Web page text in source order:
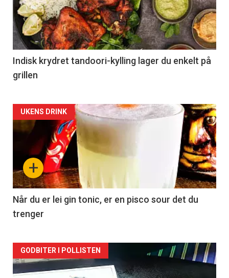
Indisk krydret tandoori-kylling lager du enkelt på
grillen
Forsiden
akkurat
nå
-
2
+
UKENS DRINK
Når du er lei gin tonic, er en pisco sour det du
trenger
Forsiden
GODBITER I POLLISTEN